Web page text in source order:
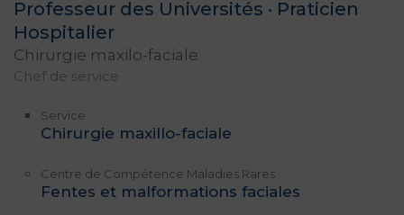
Professeur des Universités · Praticien
Hospitalier
Chirurgie maxilo-faciale
Chef de service
Service
Chirurgie maxillo-faciale
Centre de Compétence Maladies Rares
Fentes et malformations faciales